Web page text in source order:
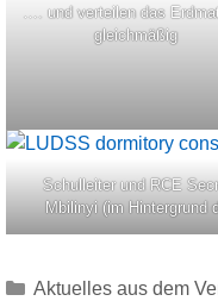
…. und verteilen das
gleichmäßig
Schulleiter und RCE
Mbilinyi (im Hintergrund
Kategorien
Aktuelles aus dem